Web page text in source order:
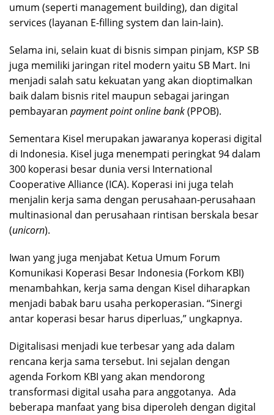
umum (seperti management building), dan digital
services (layanan E-filling system dan lain-lain).
Selama ini, selain kuat di bisnis simpan pinjam, KSP SB
juga memiliki jaringan ritel modern yaitu SB Mart. Ini
menjadi salah satu kekuatan yang akan dioptimalkan
baik dalam bisnis ritel maupun sebagai jaringan
pembayaran payment point online bank(PPOB).
Sementara Kisel merupakan jawaranya koperasi digital
di Indonesia. Kisel juga menempati peringkat 94 dalam
300 koperasi besar dunia versi International
Cooperative Alliance (ICA). Koperasi ini juga telah
menjalin kerja sama dengan perusahaan-perusahaan
multinasional dan perusahaan rintisan berskala besar
(unicorn).
Iwan yang juga menjabat Ketua Umum Forum
Komunikasi Koperasi Besar Indonesia (Forkom KBI)
menambahkan, kerja sama dengan Kisel diharapkan
menjadi babak baru usaha perkoperasian. “Sinergi
antar koperasi besar harus diperluas,” ungkapnya.
Digitalisasi menjadi kue terbesar yang ada dalam
rencana kerja sama tersebut. Ini sejalan dengan
agenda Forkom KBI yang akan mendorong
transformasi digital usaha para anggotanya. Ada
beberapa manfaat yang bisa diperoleh dengan digital